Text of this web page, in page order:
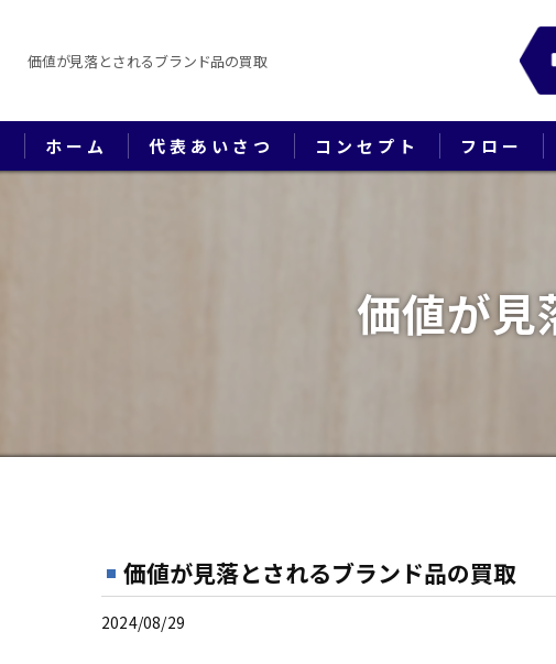
価値が見落とされるブランド品の買取
ホーム 代表あいさつ コンセプト フロー
価値が見
価値が見落とされるブランド品の買取
2024/08/29